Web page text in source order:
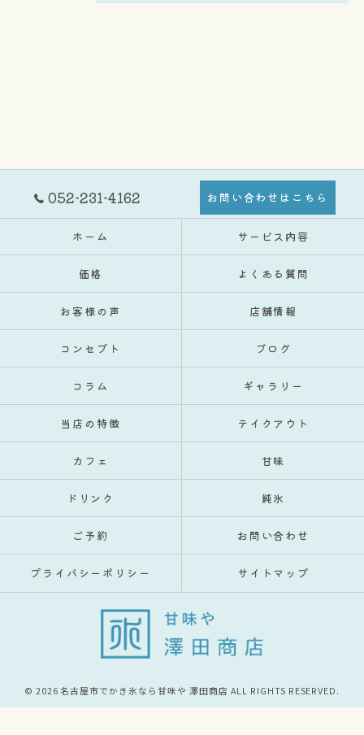
052-231-4162 お問い合わせはこちら
ホーム サービス内容
価格 よくある質問
お客様の声 店舗情報
コンセプト ブログ
コラム ギャラリー
当店の特徴 テイクアウト
カフェ 甘味
ドリンク 純氷
ご予約 お問い合わせ
プライバシーポリシー サイトマップ
© 2026 名古屋市でかき氷なら甘味や 澤田商店 ALL RIGHTS RESERVED.